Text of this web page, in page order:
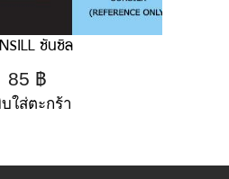
ซันซิล
85 ฿
ใส่ตะกร้า